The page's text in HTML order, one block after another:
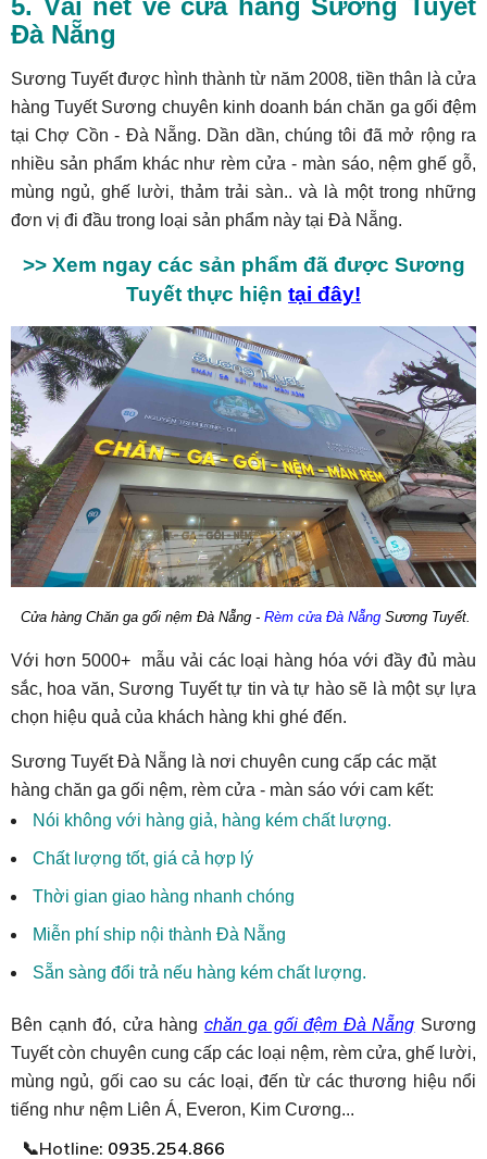
Đà Nẵng
Sương Tuyết được hình thành từ năm 2008, tiền thân là cửa
hàng Tuyết Sương chuyên kinh doanh bán chăn ga gối đệm
tại Chợ Cồn - Đà Nẵng. Dần dần, chúng tôi đã mở rộng ra
nhiều sản phẩm khác như rèm cửa - màn sáo, nệm ghế gỗ,
mùng ngủ, ghế lười, thảm trải sàn.. và là một trong những
đơn vị đi đầu trong loại sản phẩm này tại Đà Nẵng.
>> Xem ngay các sản phẩm đã được Sương
Tuyết thực hiện tại đây!
Cửa hàng Chăn ga gối nệm Đà Nẵng - Rèm cửa Đà Nẵng Sương Tuyết.
Với hơn 5000+ mẫu vải các loại hàng hóa với đầy đủ màu
sắc, hoa văn, Sương Tuyết tự tin và tự hào sẽ là một sự lựa
chọn hiệu quả của khách hàng khi ghé đến.
Sương Tuyết Đà Nẵng là nơi chuyên cung cấp các mặt
hàng chăn ga gối nệm, rèm cửa - màn sáo với cam kết:
Nói không với hàng giả, hàng kém chất lượng.
Chất lượng tốt, giá cả hợp lý
Thời gian giao hàng nhanh chóng
Miễn phí ship nội thành Đà Nẵng
Sẵn sàng đổi trả nếu hàng kém chất lượng.
Bên cạnh đó, cửa hàng chăn ga gối đệm Đà Nẵng Sương
Tuyết còn chuyên cung cấp các loại nệm, rèm cửa, ghế lười,
mùng ngủ, gối cao su các loại, đến từ các thương hiệu nổi
tiếng như nệm Liên Á, Everon, Kim Cương...
📞Hotline: 0935.254.866